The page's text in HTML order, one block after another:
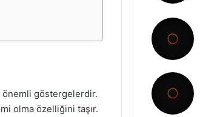
önemli göstergelerdir.
olma özelliğini taşır.